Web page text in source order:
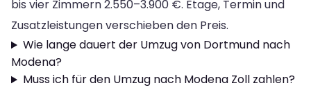
bis vier Zimmern 2.550–3.900 €. Etage, Termin und
Zusatzleistungen verschieben den Preis.
Wie lange dauert der Umzug von Dortmund nach
Modena?
Muss ich für den Umzug nach Modena Zoll zahlen?